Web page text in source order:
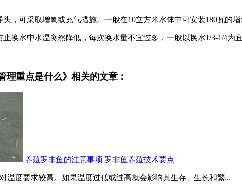
，可采取增氧或充气措施。一般在10立方米水体中可安装180瓦的
换水中水温突然降低，每次换水量不宜过多，一般以换水1/3-1/4为
理重点是什么》相关的文章：
养殖罗非鱼的注意事项 罗非鱼养殖技术要点
温度要求较高。如果温度过低或过高就会影响其生存、生长和繁...